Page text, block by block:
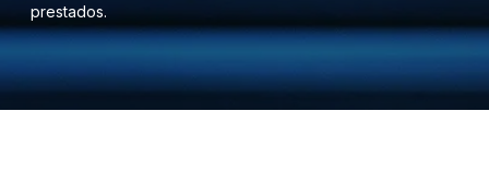
prestados.